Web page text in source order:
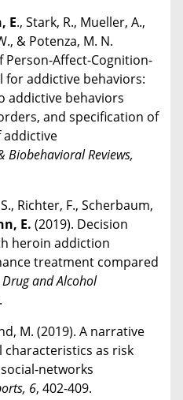
E., Stark, R., Mueller, A.,
& Potenza, M. N.
Person-Affect-Cognition-
for addictive behaviors:
addictive behaviors
and specification of
addictive
Biobehavioral Reviews,
Richter, F., Scherbaum,
E. (2019). Decision
heroin addiction
treatment compared
Drug and Alcohol
M. (2019). A narrative
characteristics as risk
networks
6, 402-409.